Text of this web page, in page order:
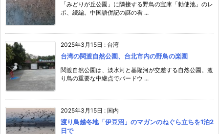
「みどりが丘公園」に隣接する野鳥の宝庫「勅使池」のレ
ポ、続編。中国語併記の謎の看 ...
2025年3月15日 : 台湾
台湾の関渡自然公園、台北市内の野鳥の楽園
関渡自然公園は、淡水河と基隆河が交差する自然公園。渡
り鳥の重要な中継点でバードウ ...
2025年3月15日 : 国内
渡り鳥越冬地「伊豆沼」のマガンのねぐら立ちを1泊2
日で